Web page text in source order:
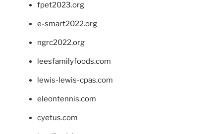
fpet2023.org
e-smart2022.org
ngrc2022.org
leesfamilyfoods.com
lewis-lewis-cpas.com
eleontennis.com
cyetus.com